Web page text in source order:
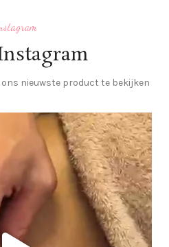
nieuwste product te bekijken